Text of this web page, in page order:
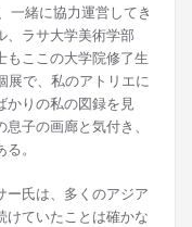
一緒に協力運営してき
、ラサ大学美術学部
もここの大学院修了生
展で、私のアトリエに
かりの私の図録を見
子の画廊と気付き、
。
氏は、多くのアジア
けていたことは確かな